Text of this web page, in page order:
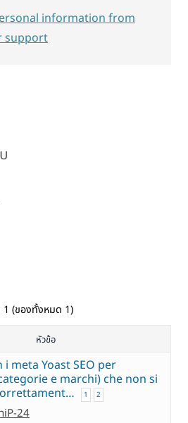
1 (ของทั้งหมด 1)
หัวข้อ
meta Yoast SEO per
e marchi) che non si
1 2
24
information from
support